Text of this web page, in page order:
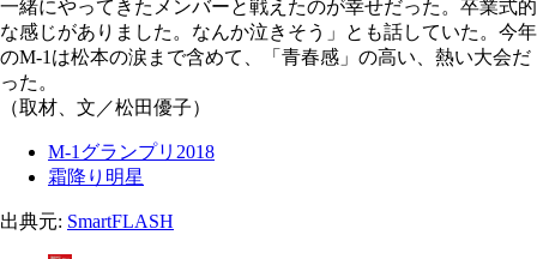
一緒にやってきたメンバーと戦えたのが幸せだった。卒業式的
な感じがありました。なんか泣きそう」とも話していた。今年
のM-1は松本の涙まで含めて、「青春感」の高い、熱い大会だ
った。
（取材、文／松田優子）
M-1グランプリ2018
霜降り明星
出典元: SmartFLASH